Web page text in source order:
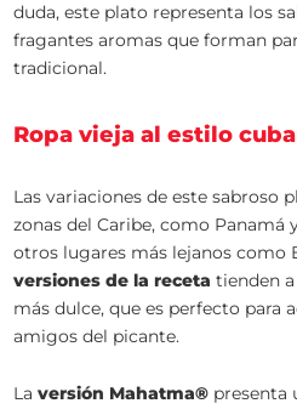
duda, este plato representa los
fragantes aromas que forman
tradicional.
Ropa vieja al estilo
Las variaciones de este sabroso
zonas del Caribe, como Panamá
otros lugares más lejanos como
versiones de la receta tienden
más dulce, que es perfecto para
amigos del picante.
Laversión Mahatma® presenta